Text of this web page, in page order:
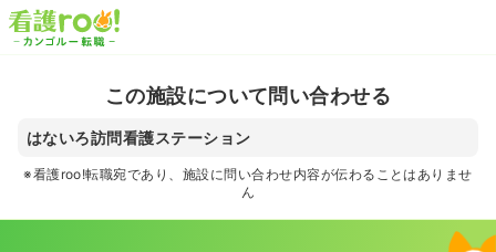
この施設について問い合わせる
はないろ訪問看護ステーション
※看護roo!転職宛であり、施設に問い合わせ内容が伝わることはありませ
ん